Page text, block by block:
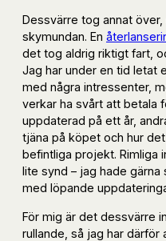
Dessvärre tog annat
skymundan. En
det tog aldrig riktigt fart,
Jag har under en tid letat
med några intressenter,
verkar ha svårt att betala
uppdaterad på ett år,
tjäna på köpet och hur
befintliga projekt. Rimliga
lite synd – jag hade
med löpande
För mig är det dessvärre
rullande, så jag har därför